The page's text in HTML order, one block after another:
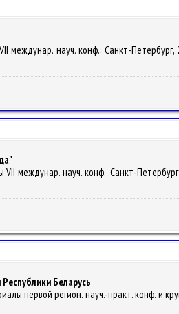
науч. конф., Санкт-
междунар. науч. конф., Санкт-
Беларусь
первой регион. науч.-практ. конф. и